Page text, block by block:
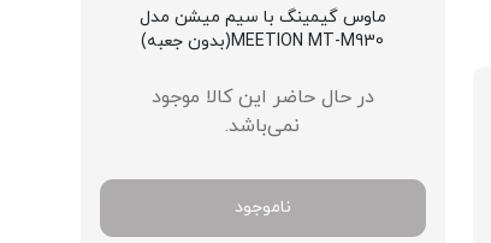
ماوس گیمینگ با سیم میشن مدل
MEETION MT-M930(بدون جعبه)
در حال حاضر این کالا موجود
نمی‌باشد.
ناموجود